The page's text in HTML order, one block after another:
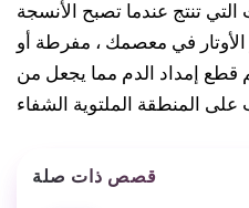
التي تنتج عندما تصبح الأنسجة
الأوتار في معصمك ، مفرطة أو
قطع إمداد الدم مما يجعل من
قصص ذات صلة